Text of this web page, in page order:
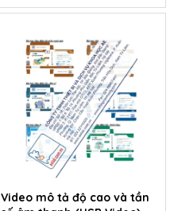
Video mô tả độ cao và tần